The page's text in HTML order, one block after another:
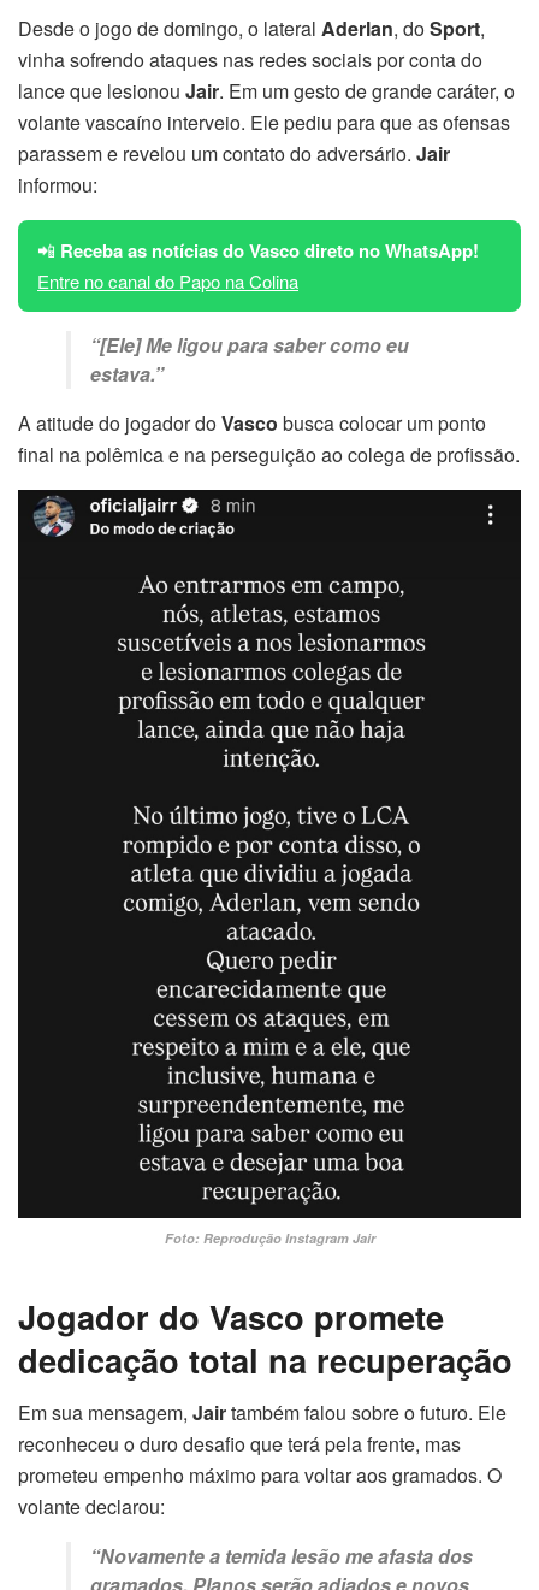
Desde o jogo de domingo, o lateral Aderlan, doSport,
vinha sofrendo ataques nas redes sociais por conta do
lance que lesionou Jair. Em um gesto de grande caráter, o
volante vascaíno interveio. Ele pediu para que as ofensas
parassem e revelou um contato do adversário. Jair
informou:
📲 Receba as notícias do Vasco direto no WhatsApp!
Entre no canal do Papo na Colina
“[Ele] Me ligou para saber como eu
estava.”
A atitude do jogador doVasco busca colocar um ponto
final na polêmica e na perseguição ao colega de profissão.
Foto: Reprodução Instagram Jair
Jogador do Vasco promete
dedicação total na recuperação
Em sua mensagem, Jairtambém falou sobre o futuro. Ele
reconheceu o duro desafio que terá pela frente, mas
prometeu empenho máximo para voltar aos gramados. O
volante declarou:
“Novamente a temida lesão me afasta dos